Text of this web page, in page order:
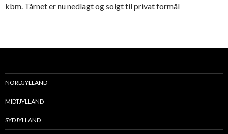
kbm. Tårnet er nu nedlagt og solgt til privat formål
NORDJYLLAND
MIDTJYLLAND
SYDJYLLAND